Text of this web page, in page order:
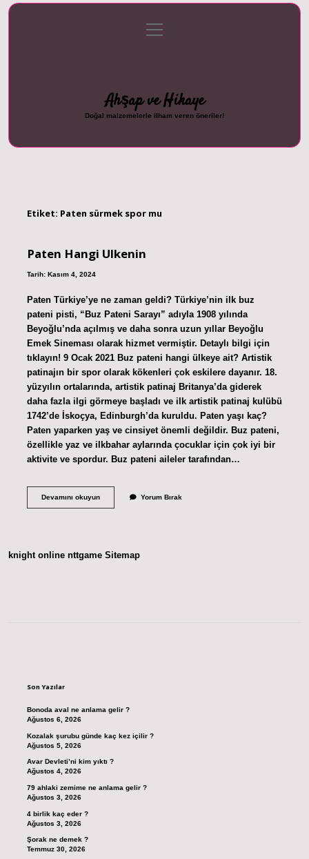
Gizlilik Politikası
menüyü
aç
Ahşap ve Hikaye
Doğal malzemelerle ilham veren öneriler!
Etiket: Paten sürmek spor mu
Paten Hangi Ulkenin
Tarih: Kasım 4, 2024
Paten Türkiye’ye ne zaman geldi? Türkiye’nin ilk buz
pateni pisti, “Buz Pateni Sarayı” adıyla 1908 yılında
Beyoğlu’nda açılmış ve daha sonra uzun yıllar Beyoğlu
Emek Sineması olarak hizmet vermiştir. Detaylı bilgi için
tıklayın! 9 Ocak 2021 Buz pateni hangi ülkeye ait? Artistik
patinajın bir spor olarak kökenleri çok eskilere dayanır. 18.
yüzyılın ortalarında, artistik patinaj Britanya’da giderek
daha fazla ilgi görmeye başladı ve ilk artistik patinaj kulübü
1742’de İskoçya, Edinburgh’da kuruldu. Paten yaşı kaç?
Paten yaparken yaş ve cinsiyet önemli değildir. Buz pateni,
özellikle yaz ve ilkbahar aylarında çocuklar için çok iyi bir
aktivite ve spordur. Buz pateni aileler tarafından…
Devamını okuyunPaten
Yorum Bırak
knight online nttgame Sitemap
Son Yazılar
Bonoda aval ne anlama gelir ?
Ağustos 6, 2026
Kozalak şurubu günde kaç kez içilir ?
Ağustos 5, 2026
Avar Devleti’ni kim yıktı ?
Ağustos 4, 2026
79 ahlaki zemime ne anlama gelir ?
Ağustos 3, 2026
4 birlik kaç eder ?
Ağustos 3, 2026
Şorak ne demek ?
Temmuz 30, 2026